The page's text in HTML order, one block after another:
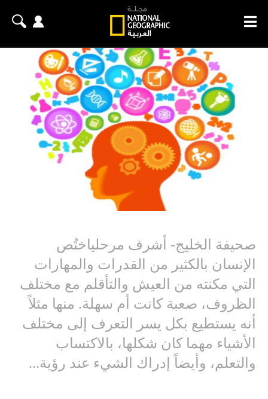
صحيفة الخليج- أشرف مرحلياختُص
الإنسان بالكثير من القدرات والمهارات
التي مكنته من العيش والتأقلم مع مختلف
الظروف، صعبة كانت أم سهلة. منها مثلاً
أنه يستطيع بكل يسر التعرف إلى مختلف
الأشياء مهما كان شكلها، بالاكتساب
والتعلم، وأيضاً إدراك الشيء عند رؤية...